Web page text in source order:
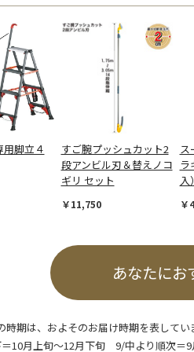
用脚立４
すご腕プッシュカット2
段アンビル刃＆替えノコ
ギリ セット
￥11,750
ス
入）
￥
あなたにお
時期は、およそのお届け時期を表してい
10月上旬～12月下旬 9/中より順次＝9